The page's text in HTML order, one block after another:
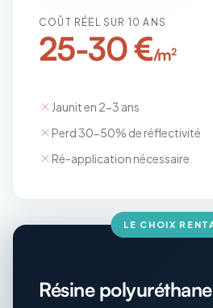
COÛT RÉEL SUR 10 ANS
25-30 €/m²
Jaunit en 2-3 ans
Perd 30-50% de réflectivité
Ré-application nécessaire
LE CHOIX
Résine